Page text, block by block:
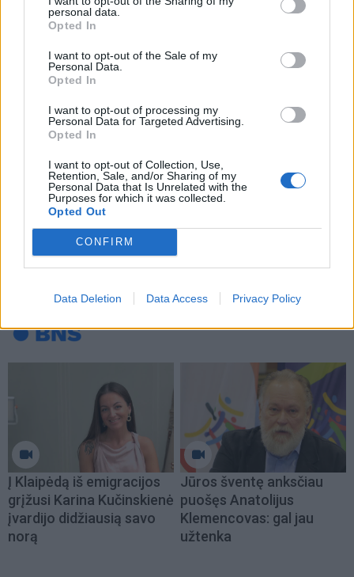
personal data.
Opted In
I want to opt-out of the Sale of my
Personal Data.
Opted In
I want to opt-out of processing my
Personal Data for Targeted Advertising.
Opted In
I want to opt-out of Collection, Use,
Retention, Sale, and/or Sharing of my
Personal Data that Is Unrelated with the
Purposes for which it was collected.
Opted Out
CONFIRM
Data Deletion Data Access Privacy Policy
valstiečių, žaliųjų ir Krikščioniškų šeimų sąjungos
Demokratų sąjungai nuo balandžio laikinai vadovauja
pasitraukusį korupcija įtariamą Saulių Skvernelį. Jo
nebėra ir demokratų frakcijoje Seime.
Nuolatinį vadovą demokratai turėtų išsirinkti iki
rugpjūčio.
Šiuo metu valdančioji dauguma parlamente turi 80
atstovų. Koalicija iš LSDP, demokratų ir „valstiečių“
Į Klaipėdą iš emigracijos
grįžusi Karina Kučinskienė
įvardijo didžiausią savo
norą
Jūros šventę anksčiau
puošęs Anatolijus
Klemencovas: gal jau
užtenka